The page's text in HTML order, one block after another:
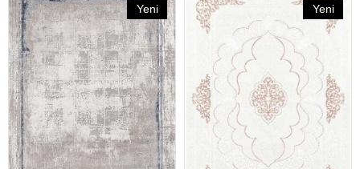
Yeni
Ürün
Yeni
Ürün